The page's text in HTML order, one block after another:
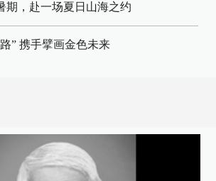
期，赴一场夏日山海之约
” 携手擘画金色未来